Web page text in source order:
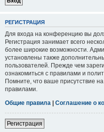
РЕГИСТРАЦИЯ
Для входа на конференцию вы
Регистрация занимает всего
более широкие возможности.
установлены также
пользователей. Прежде чем
ознакомиться с правилами и
Помните, что ваше присутствие
правилами.
Общие правила | Соглашение о
Регистрация